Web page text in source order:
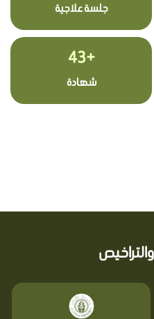
جلسة علاجية
+43
شهادة